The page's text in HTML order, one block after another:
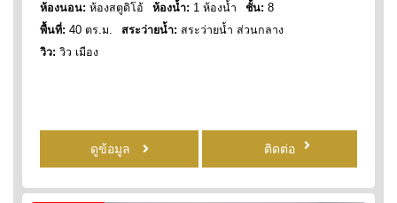
ห้องนอน: ห้องสตูดิโอ้ ห้องน้ำ: 1 ห้องน้ำ ชั้น: 8
พื้นที่: 40 ตร.ม. สระว่ายน้ำ: สระว่ายน้ำ ส่วนกลาง
วิว: วิว เมือง
ดูข้อมูล ติดต่อ